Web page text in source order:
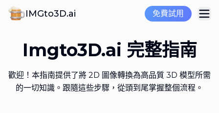
IMGto3D.ai 免費試用
Imgto3D.ai 完整指南
歡迎！本指南提供了將 2D 圖像轉換為高品質 3D 模型所需
的一切知識。跟隨這些步驟，從頭到尾掌握整個流程。